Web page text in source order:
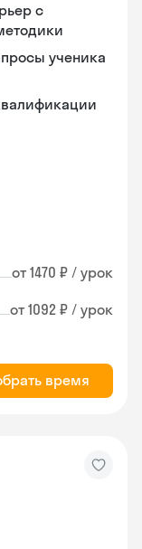
с
ученика
от 1470 ₽ / урок
от 1092 ₽ / урок
время